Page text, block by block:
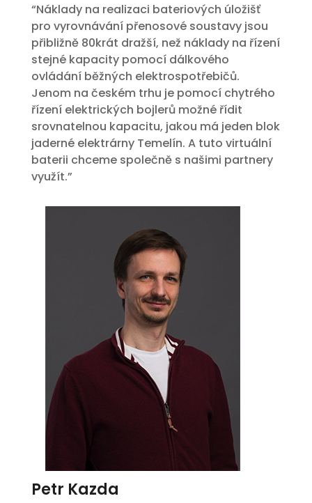
“Náklady na realizaci bateriových úložišť
pro vyrovnávání přenosové soustavy jsou
přibližně 80krát dražší, než náklady na řízení
stejné kapacity pomocí dálkového
ovládání běžných elektrospotřebičů.
Jenom na českém trhu je pomocí chytrého
řízení elektrických bojlerů možné řídit
srovnatelnou kapacitu, jakou má jeden blok
jaderné elektrárny Temelín. A tuto virtuální
baterii chceme společně s našimi partnery
využít.”
Petr Kazda